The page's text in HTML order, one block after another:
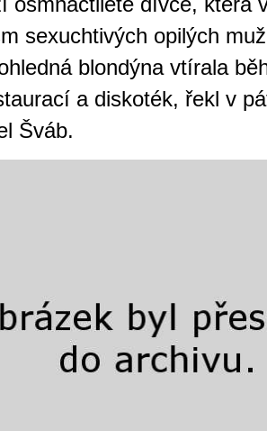
sexuchtivých opilých
blondýna vtírala
a diskoték, řekl v
Šváb.
zajímavé
restaurace,
také místem, kde si
kasinové hry. V
širokou nabídku her
jak pro pravidelné
V...